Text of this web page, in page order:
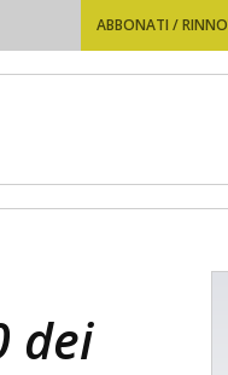
ABBONATI /
dei